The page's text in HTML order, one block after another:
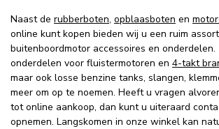
Naast de rubberboten, opblaasboten en
online kunt kopen bieden wij u een ruim
buitenboordmotor accessoires en
onderdelen voor fluistermotoren en 4-takt
maar ook losse benzine tanks, slangen,
meer om op te noemen. Heeft u vragen
tot online aankoop, dan kunt u uiteraard
opnemen. Langskomen in onze winkel kan